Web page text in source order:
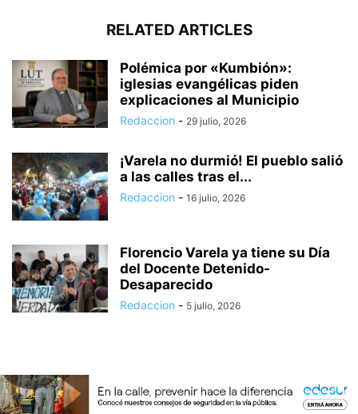
RELATED ARTICLES
Polémica por «Kumbión»:
iglesias evangélicas piden
explicaciones al Municipio
Redaccion - 29 julio, 2026
¡Varela no durmió! El pueblo salió
a las calles tras el...
Redaccion - 16 julio, 2026
Florencio Varela ya tiene su Día
del Docente Detenido-
Desaparecido
Redaccion - 5 julio, 2026